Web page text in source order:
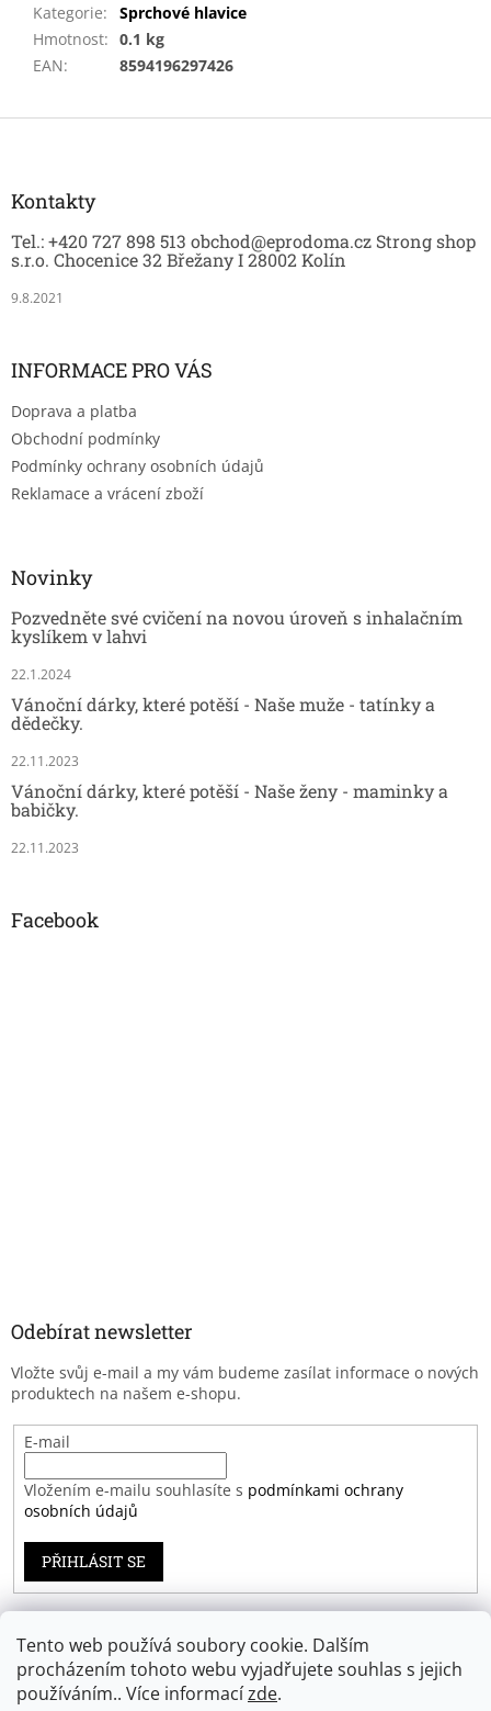
Tento web používá soubory cookie. Dalším
procházením tohoto webu vyjadřujete souhlas s jejich
používáním.. Více informacízde.
Kategorie:
Sprchové hlavice
Hmotnost: 0.1 kg
EAN: 8594196297426
Z
Kontakty
Tel.: +420 727 898 513 obchod@eprodoma.cz Strong shop
s.r.o. Chocenice 32 Břežany I 28002 Kolín
9.8.2021
INFORMACE PRO VÁS
Doprava a platba
Obchodní podmínky
Podmínky ochrany osobních údajů
Reklamace a vrácení zboží
Novinky
Pozvedněte své cvičení na novou úroveň s inhalačním
kyslíkem v lahvi
22.1.2024
Vánoční dárky, které potěší - Naše muže - tatínky a
dědečky.
22.11.2023
Vánoční dárky, které potěší - Naše ženy - maminky a
babičky.
22.11.2023
Facebook
Odebírat newsletter
Vložte svůj e-mail a my vám budeme zasílat informace o nových
produktech na našem e-shopu.
E-mail
Vložením e-mailu souhlasíte s podmínkami ochrany
osobních údajů
PŘIHLÁSIT SE
Záruka spokojenosti